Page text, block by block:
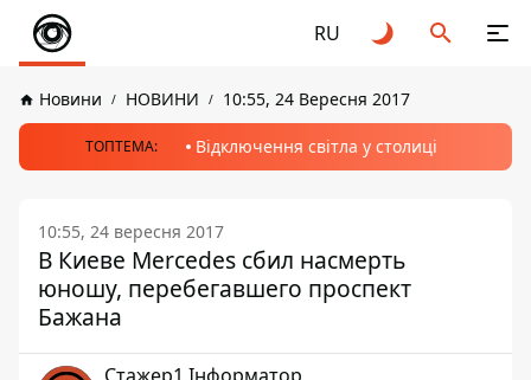
RU
Новини НОВИНИ 10:55, 24 Вересня 2017
ТОПТЕМА: Відключення світла у столиці
10:55, 24 вересня 2017
В Киеве Merсedes сбил насмерть
юношу, перебегавшего проспект
Бажана